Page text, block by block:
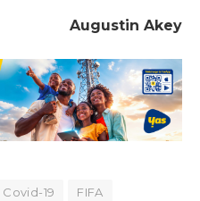
Augustin Akey
Covid-19
FIFA